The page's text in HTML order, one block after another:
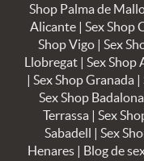
Shop Palma de
Alicante| Sex Shop
Shop Vigo |Sex
Llobregat |Sex Shop
|Sex Shop Granada |
Sex Shop Badalona
Terrassa |Sex
Sabadell |Sex
Henares | Blog de